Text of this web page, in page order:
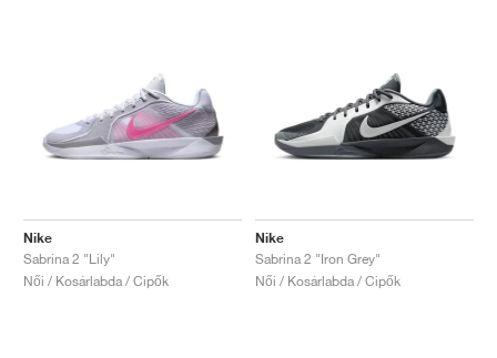
Nike
Sabrina 2 "Lily"
Női / Kosárlabda / Cipők
Nike
Sabrina 2 "Iron Grey"
Női / Kosárlabda / Cipők